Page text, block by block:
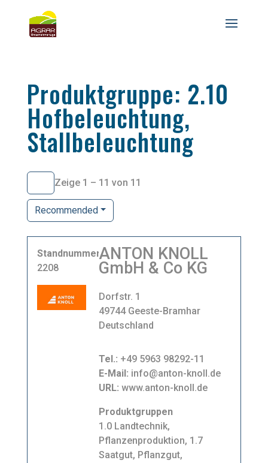
Produktgruppe: 2.10
Hofbeleuchtung,
Stallbeleuchtung
Zeige 1 – 11 von 11
Recommended
Standnummer
2208
ANTON KNOLL
GmbH & Co KG
Dorfstr. 1
49744 Geeste-Bramhar
Deutschland
Tel.: +49 5963 98292-11
E-Mail: info@anton-knoll.de
URL: www.anton-knoll.de
Produktgruppen
1.0 Landtechnik,
Pflanzenproduktion, 1.7
Saatgut, Pflanzgut,